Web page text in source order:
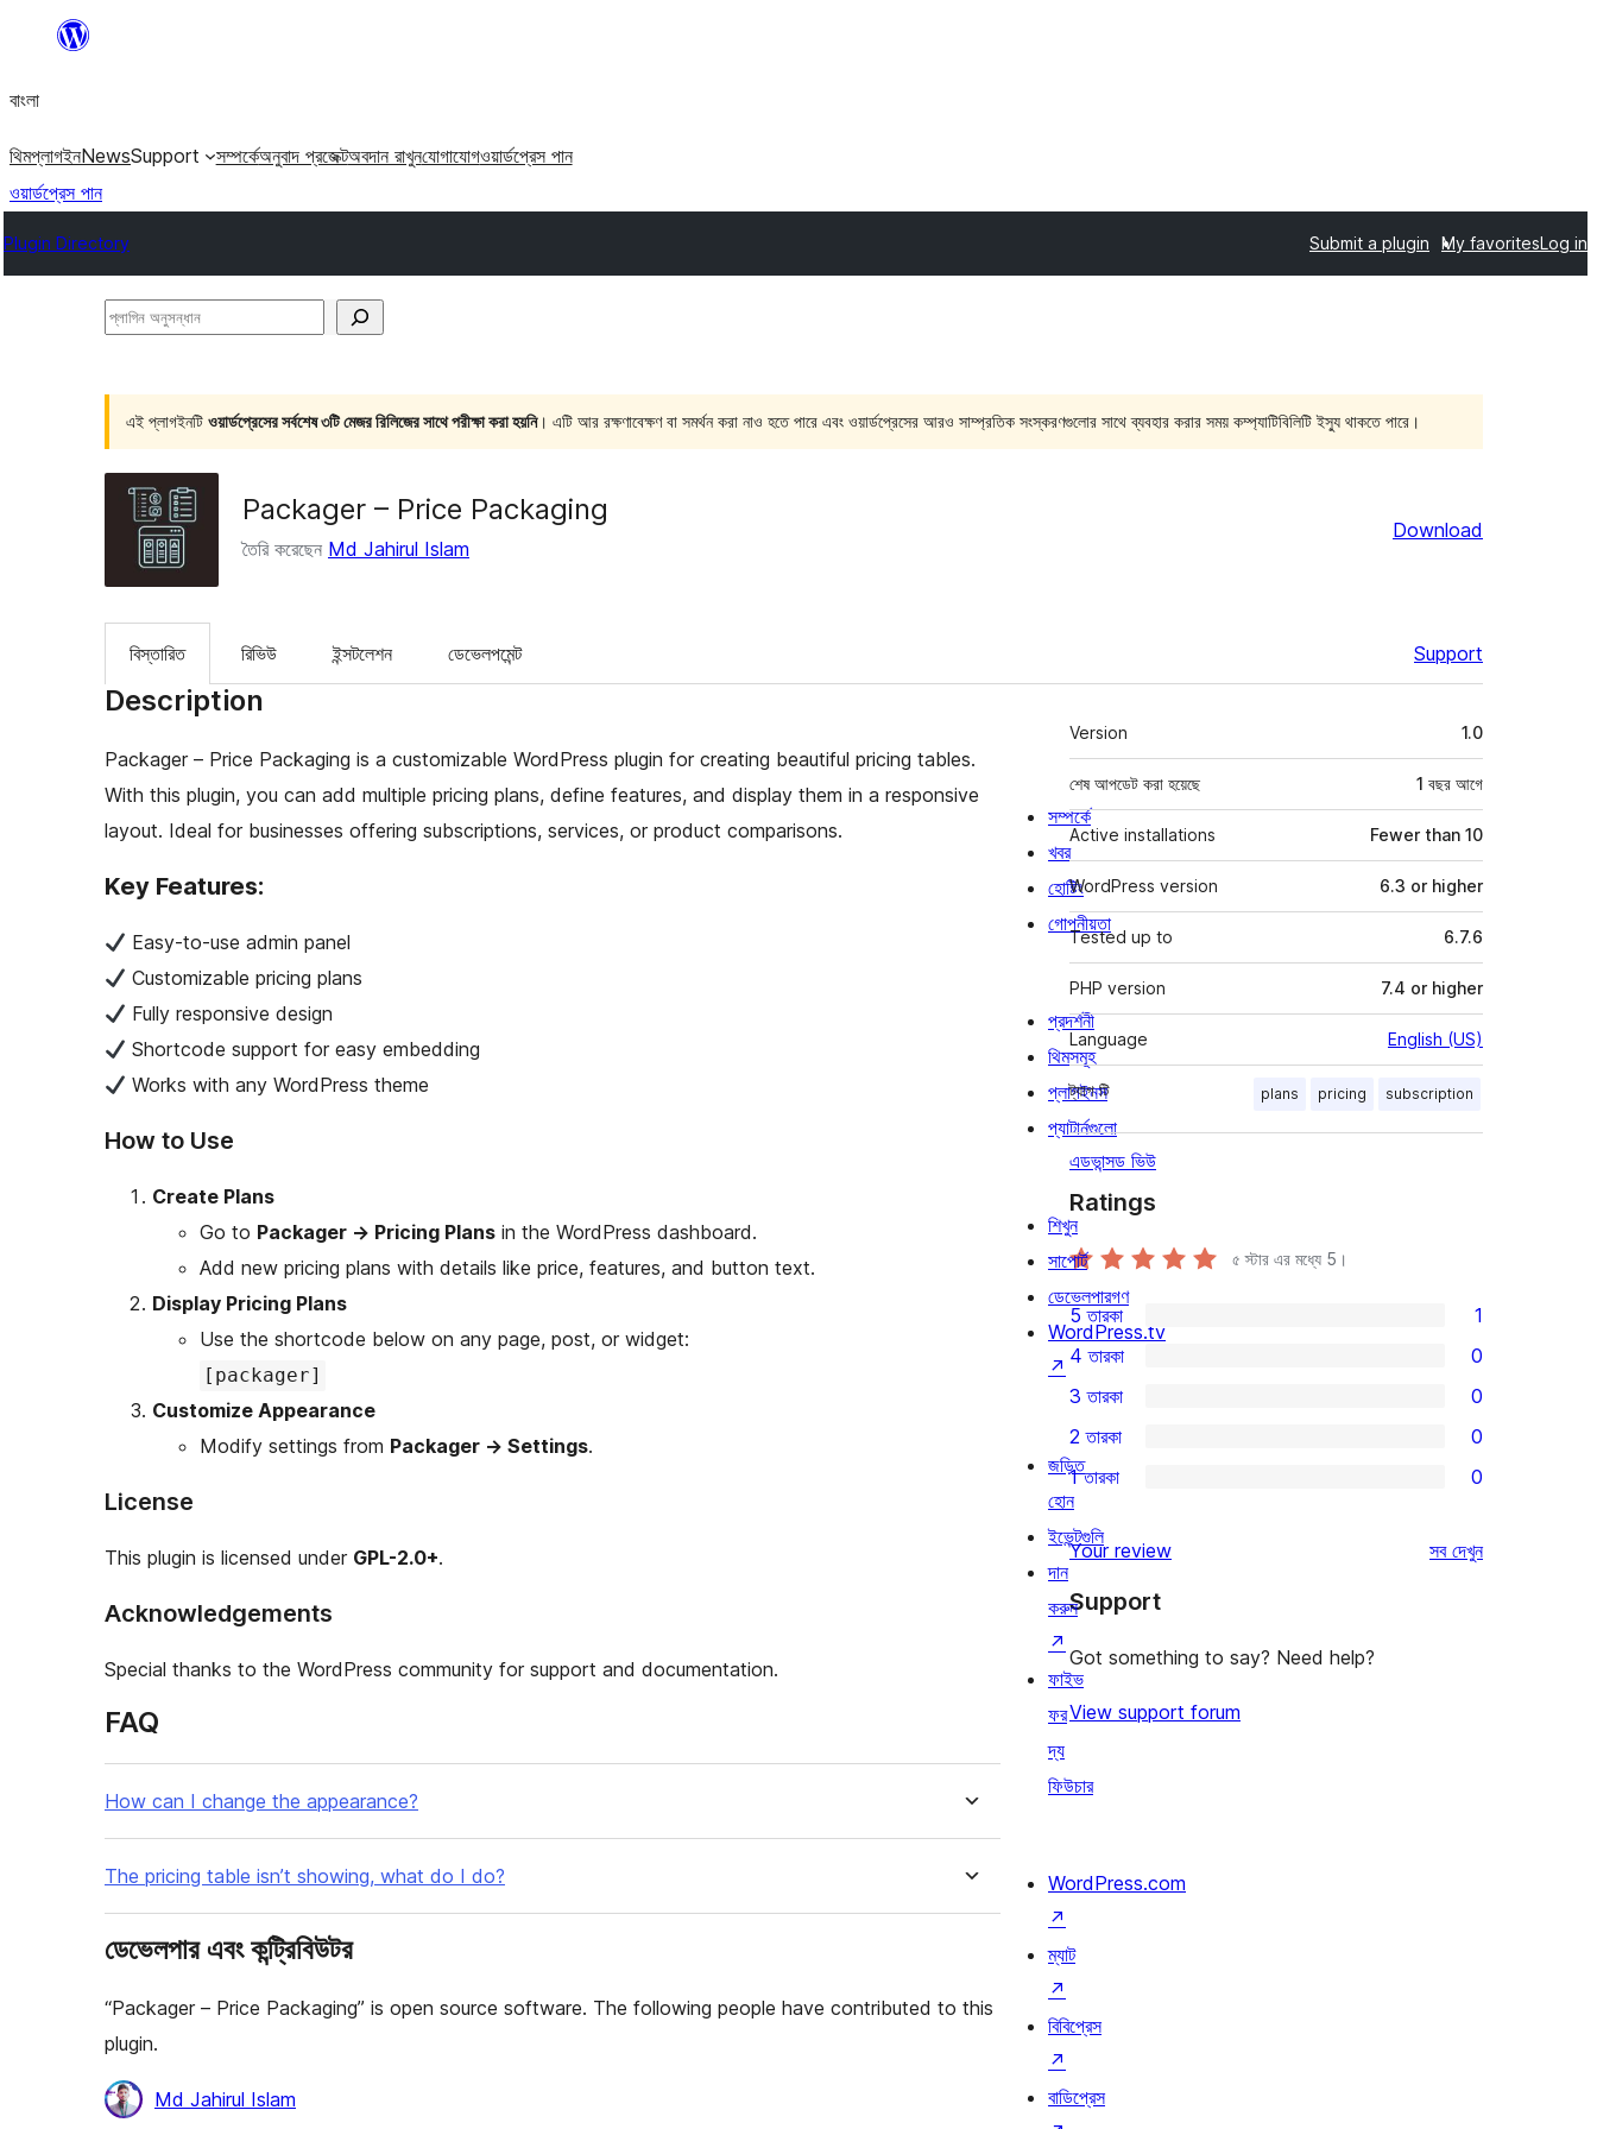
যান
বাংলা
থিমপ্লাগইনNewsSupport সম্পর্কেঅনুবাদ প্রজেক্টঅবদান রাখুনযোগাযোগওয়ার্ডপ্রেস পান
ওয়ার্ডপ্রেস পান
Plugin Directory Submit a plugin My favoritesLog in
প্লাগিন
এই প্লাগইনটি ওয়ার্ডপ্রেসের সর্বশেষ ৩টি মেজর রিলিজের সাথে পরীক্ষা করা হয়নি। এটি আর রক্ষণাবেক্ষণ বা সমর্থন করা নাও হতে পারে এবং ওয়ার্ডপ্রেসের আরও সাম্প্রতিক সংস্করণগুলোর সাথে ব্যবহার করার সময় কম্প্যাটিবিলিটি ইস্যু থাকতে পারে।
Packager – Price Packaging
তৈরি করেছেন Md Jahirul Islam
Download
বিস্তারিত রিভিউ ইন্সটলেশন ডেভেলপমেন্ট Support
Description
Packager – Price Packaging is a customizable WordPress plugin for creating beautiful pricing tables.
With this plugin, you can add multiple pricing plans, define features, and display them in a responsive
layout. Ideal for businesses offering subscriptions, services, or product comparisons.
Key Features:
Easy-to-use admin panel
Customizable pricing plans
Fully responsive design
Shortcode support for easy embedding
Works with any WordPress theme
How to Use
Create Plans
Go to Packager → Pricing Plans in the WordPress dashboard.
Add new pricing plans with details like price, features, and button text.
Display Pricing Plans
Use the shortcode below on any page, post, or widget:
[packager]
Customize Appearance
Modify settings from Packager → Settings.
License
This plugin is licensed under GPL-2.0+.
Acknowledgements
Special thanks to the WordPress community for support and documentation.
FAQ
How can I change the appearance?
The pricing table isn’t showing, what do I do?
ডেভেলপার এবং কন্ট্রিবিউটর
“Packager – Price Packaging” is open source software. The following people have contributed to this
plugin.
কন্ট্রিবিউটরMd Jahirul Islam
মেটা
Version 1.0
শেষ আপডেট করা হয়েছে 1 বছর আগে
Active installations Fewer than 10
WordPress version 6.3 or higher
Tested up to 6.7.6
PHP version 7.4 or higher
Language English (US)
ট্যাগ plans pricing subscription
টি
এডভান্সড ভিউ
Ratings
৫ স্টার এর মধ্যে 5 ।
1টি
5-
স্টার
রিভিউ
5 তারকা 1
4-
স্টার
রিভিউ
4 তারকা 0
3-
স্টার
3 তারকা 0
0টি
2-
স্টার
রিভিউ
2 তারকা 0
0টি
1-
স্টার
রিভিউ
1 তারকা 0
Your review সবরিভিউ
দেখুন
Support
Got something to say? Need help?
View support forum
সম্পর্কে
খবর
হোষ্টিং
গোপনীয়তা
প্রদর্শনী
থিমসমূহ
প্লাগইনস
প্যাটার্নগুলো
শিখুন
সাপোর্ট
ডেভেলপারগণ
WordPress.tv
↗
জড়িত
হোন
ইভেন্টগুলি
দান
করুন
↗
ফাইভ
ফর
দ্য
ফিউচার
WordPress.com
↗
ম্যাট
↗
বিবিপ্রেস
↗
বাডিপ্রেস